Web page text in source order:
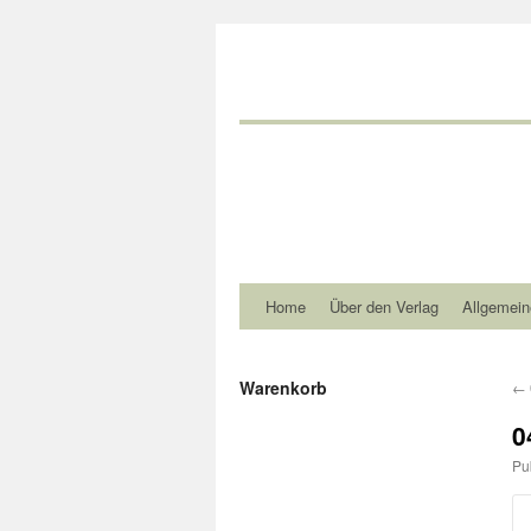
Home Über den Verlag
←
Warenkorb